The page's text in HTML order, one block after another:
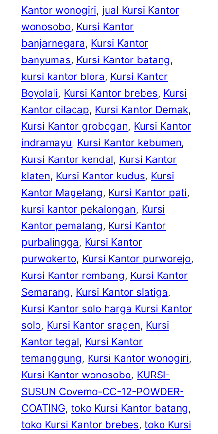
Kantor wonogiri, jual Kursi Kantor
wonosobo, Kursi Kantor
banjarnegara, Kursi Kantor
banyumas, Kursi Kantor batang
kursi kantor blora, Kursi Kantor
Boyolali, Kursi Kantor brebes, Kursi
Kantor cilacap, Kursi Kantor Demak
Kursi Kantor grobogan, Kursi Kantor
indramayu, Kursi Kantor kebumen
Kursi Kantor kendal, Kursi Kantor
klaten, Kursi Kantor kudus, Kursi
Kantor Magelang, Kursi Kantor pati
kursi kantor pekalongan, Kursi
Kantor pemalang, Kursi Kantor
purbalingga, Kursi Kantor
purwokerto, Kursi Kantor purworejo
Kursi Kantor rembang, Kursi Kantor
Semarang, Kursi Kantor slatiga
Kursi Kantor solo harga Kursi Kantor
solo, Kursi Kantor sragen, Kursi
Kantor tegal, Kursi Kantor
temanggung, Kursi Kantor wonogiri
Kursi Kantor wonosobo, KURSI-
SUSUN Covemo-CC-12-POWDER-
COATING, toko Kursi Kantor batang
toko Kursi Kantor brebes, toko Kursi